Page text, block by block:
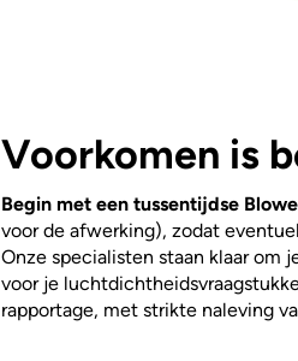
Voorkomen is
Begin met een tussentijdse
voor de afwerking), zodat
Onze specialisten staan klaar om
voor je
rapportage, met strikte naleving